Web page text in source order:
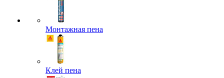
Монтажная пена
Клей пена